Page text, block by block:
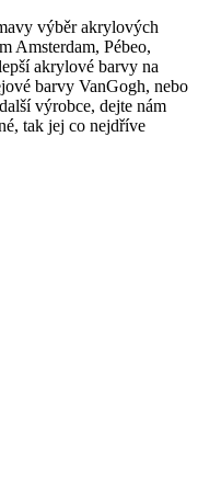
výběr akrylových
Amsterdam, Pébeo,
akrylové barvy na
barvy VanGogh, nebo
výrobce, dejte nám
tak jej co nejdříve